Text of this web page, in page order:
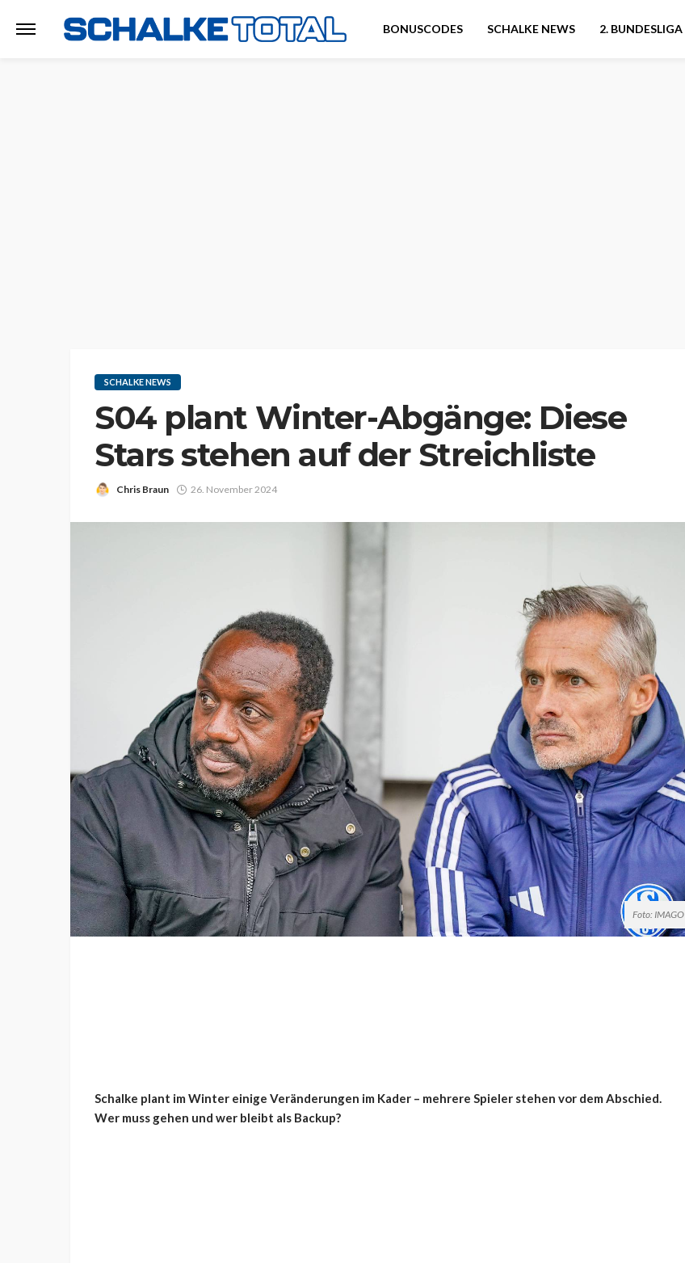
BONUSCODES SCHALKE NEWS 2. BUNDESLIGA
SCHALKE NEWS
S04 plant Winter-Abgänge: Diese
Stars stehen auf der Streichliste
Chris Braun 26. November 2024
Foto: IMAGO
Schalke plant im Winter einige Veränderungen im Kader – mehrere Spieler stehen vor dem Abschied.
Wer muss gehen und wer bleibt als Backup?